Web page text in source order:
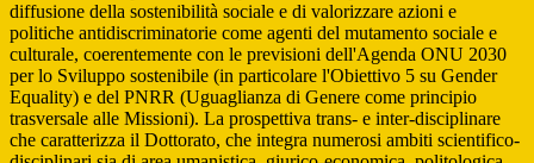
diffusione della sostenibilità sociale e di valorizzare azioni e
politiche antidiscriminatorie come agenti del mutamento sociale e
culturale, coerentemente con le previsioni dell'Agenda ONU 2030
per lo Sviluppo sostenibile (in particolare l'Obiettivo 5 su Gender
Equality) e del PNRR (Uguaglianza di Genere come principio
trasversale alle Missioni). La prospettiva trans- e inter-disciplinare
che caratterizza il Dottorato, che integra numerosi ambiti scientifico-